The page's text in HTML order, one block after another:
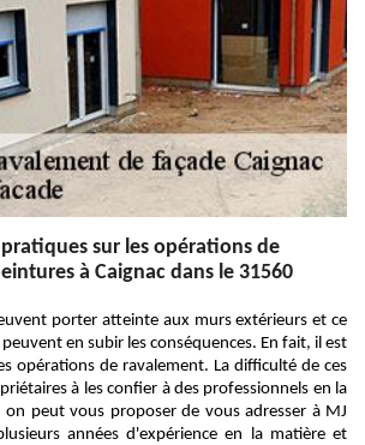
sur les opérations de
à Caignac dans le 31560
porter atteinte aux murs extérieurs et ce
en subir les conséquences. En fait, il est
opérations de ravalement. La difficulté de ces
à les confier à des professionnels en la
on peut vous proposer de vous adresser à MJ
années d'expérience en la matière et